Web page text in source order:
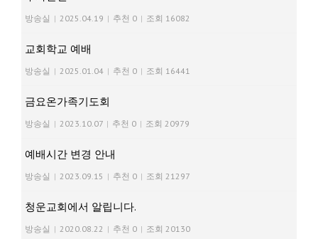
방송실 | 2025.04.19 | 추천 0 | 조회 16082
교회학교 예배
방송실 | 2025.01.04 | 추천 0 | 조회 16441
금요온가족기도회
방송실 | 2023.10.07 | 추천 0 | 조회 20979
예배시간 변경 안내
방송실 | 2023.09.15 | 추천 0 | 조회 21297
청운교회에서 알립니다.
방송실 | 2020.08.22 | 추천 0 | 조회 20130